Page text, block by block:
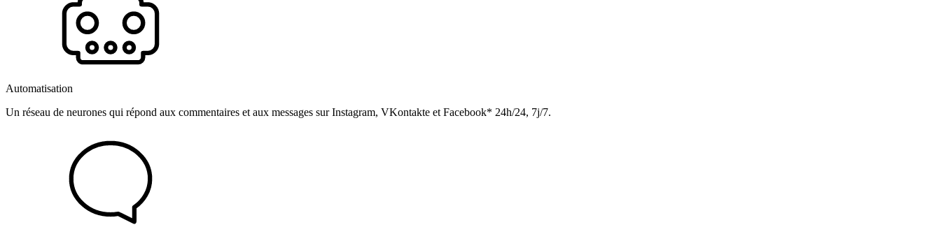
Automatisation
Un réseau de neurones qui répond aux commentaires et aux messages sur Instagram, VKontakte et Facebook* 24h/24, 7j/7.